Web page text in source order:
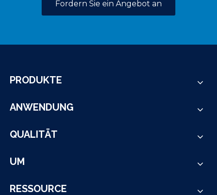
Fordern Sie ein Angebot an
PRODUKTE
ANWENDUNG
QUALITÄT
UM
RESSOURCE